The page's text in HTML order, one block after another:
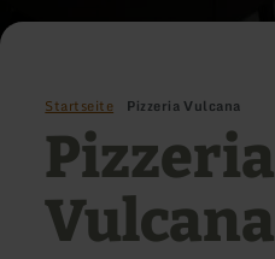
Startseite Pizzeria Vulcana
Pizzeria
Vulcana